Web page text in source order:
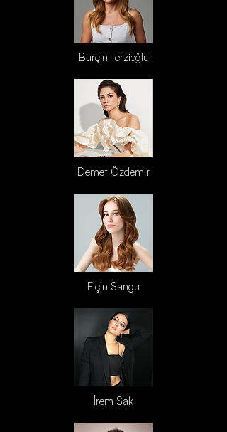
Burçin Terzioğlu
Demet Özdemir
Elçin Sangu
İrem Sak